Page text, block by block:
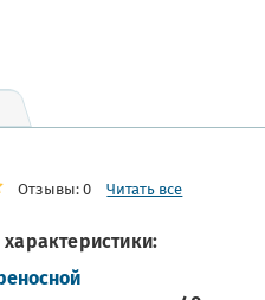
Отзывы: 0 Читать все